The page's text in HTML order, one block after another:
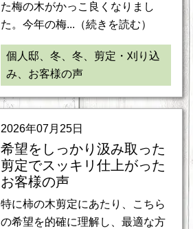
た梅の木がかっこ良くなりまし
た。今年の梅...（続きを読む）
個人邸、冬、冬、剪定・刈り込
み、お客様の声
2026年07月25日
希望をしっかり汲み取った
剪定でスッキリ仕上がった
お客様の声
特に柿の木剪定にあたり、こちら
の希望を的確に理解し、最適な方